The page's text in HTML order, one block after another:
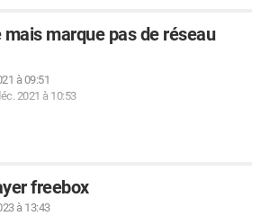
marque pas de réseau
à 09:51
2021 à 10:53
freebox
à 13:43